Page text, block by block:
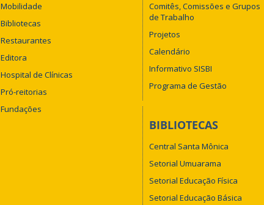
Mobilidade
Bibliotecas
Restaurantes
Editora
Hospital de Clínicas
Pró-reitorias
Fundações
Comitês, Comissões e Grupos
de Trabalho
Projetos
Calendário
Informativo SISBI
Programa de Gestão
BIBLIOTECAS
Central Santa Mônica
Setorial Umuarama
Setorial Educação Física
Setorial Educação Básica